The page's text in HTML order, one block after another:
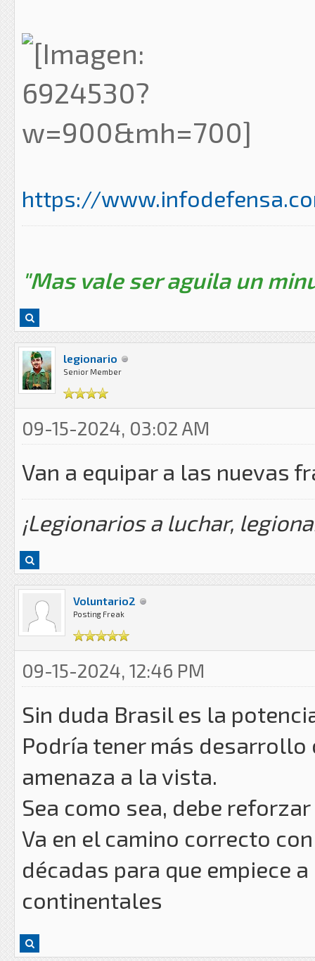
https://
"Mas vale ser aguila un
legionario
Senior Member
09-15-2024, 03:02 AM
Van a equipar a las nuevas
¡Legionarios a luchar,
Voluntario2
Posting Freak
09-15-2024, 12:46 PM
Sin duda Brasil es la
Podría tener más
amenaza a la vista.
Sea como sea, debe
Va en el camino correcto
décadas para que empiece
continentales